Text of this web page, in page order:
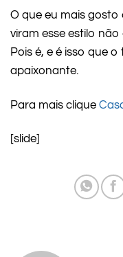
O que eu mais gosto
viram esse estilo
Pois é, e é isso que
apaixonante.
Para mais clique
[slide]